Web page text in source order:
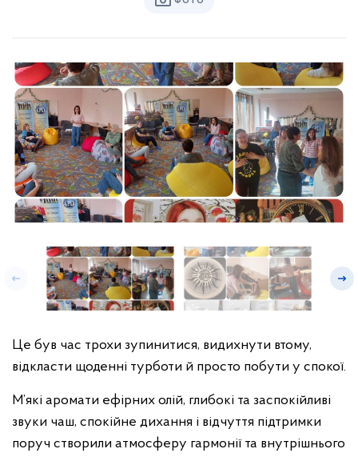
Це був час трохи зупинитися, видихнути втому,
відкласти щоденні турботи й просто побути у спокої.
М’які аромати ефірних олій, глибокі та заспокійливі
звуки чаш, спокійне дихання і відчуття підтримки
поруч створили атмосферу гармонії та внутрішнього